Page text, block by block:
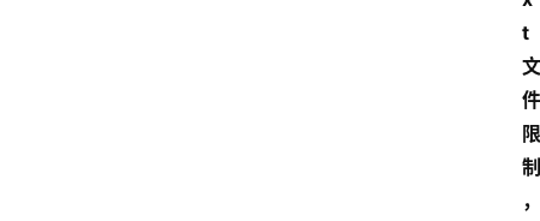
t
文
件
限
制
，